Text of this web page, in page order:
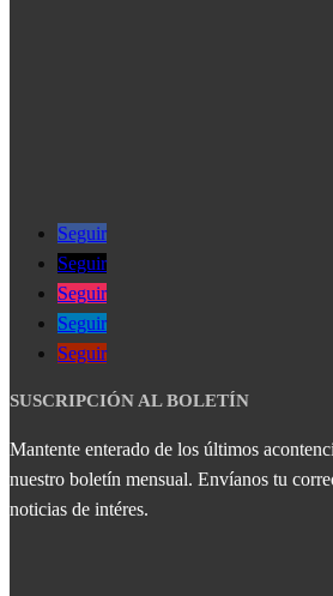
Seguir
Seguir
Seguir
Seguir
Seguir
SUSCRIPCIÓN AL BOLETÍN
Mantente enterado de los últimos
nuestro boletín mensual. Envíanos tu
noticias de intéres.